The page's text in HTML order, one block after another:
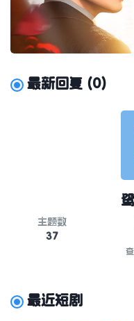
最新回复 (0)
主题数
37
最近短剧